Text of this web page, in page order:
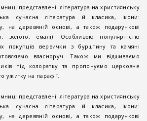
представлені: література на християнську
сучасна література й класика, ікони:
на деревяній основі, а також подарункові
золото, емалі). Особливою популярністю
покупців вервички з бурштину та камяні
власноруч. Також ми відшиваємо
під колоратку та пропонуємо церковне
ужитку на парафії.
представлені: література на християнську
сучасна література й класика, ікони:
на деревяній основі, а також подарункові